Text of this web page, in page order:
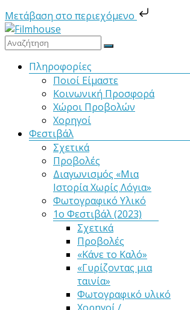
Μετάβαση στο περιεχόμενο
Μετάβαση
στο
Filmhouse
Κινηματογραφική
Καλαμάτας
ΜενούΠληροφορίες
Ποιοί Είμαστε
Κοινωνική Προσφορά
Χώροι Προβολών
Χορηγοί
Φεστιβάλ
Σχετικά
Προβολές
Διαγωνισμός «Μια
Ιστορία Χωρίς Λόγια»
Φωτογραφικό Υλικό
1ο Φεστιβάλ (2023)
Σχετικά
Προβολές
«Κάνε το Καλό»
«Γυρίζοντας μια
ταινία»
Φωτογραφικό υλικό